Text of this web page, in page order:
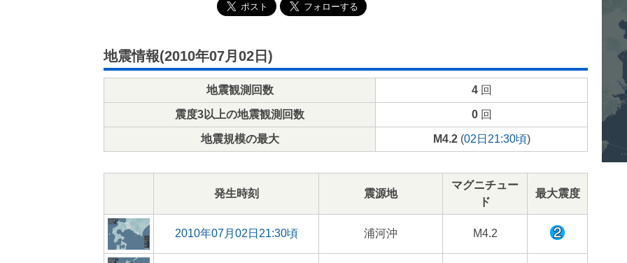
地震情報(2010年07月02日)
地震観測回数 4回
震度3以上の地震観測回数 0回
地震規模の最大 M4.2(02日21:30頃)
発生時刻 震源地
マグニチュー
ド
最大震度
2010年07月02日21:30頃 浦河沖 M4.2